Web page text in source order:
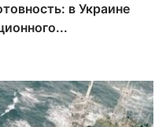
в Украине